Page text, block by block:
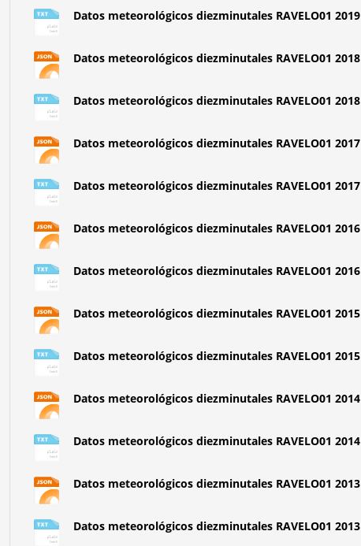
Datos meteorológicos diezminutales RAVELO01 2019
Datos meteorológicos diezminutales RAVELO01 2018
Datos meteorológicos diezminutales RAVELO01 2018
Datos meteorológicos diezminutales RAVELO01 2017
Datos meteorológicos diezminutales RAVELO01 2017
Datos meteorológicos diezminutales RAVELO01 2016
Datos meteorológicos diezminutales RAVELO01 2016
Datos meteorológicos diezminutales RAVELO01 2015
Datos meteorológicos diezminutales RAVELO01 2015
Datos meteorológicos diezminutales RAVELO01 2014
Datos meteorológicos diezminutales RAVELO01 2014
Datos meteorológicos diezminutales RAVELO01 2013
Datos meteorológicos diezminutales RAVELO01 2013